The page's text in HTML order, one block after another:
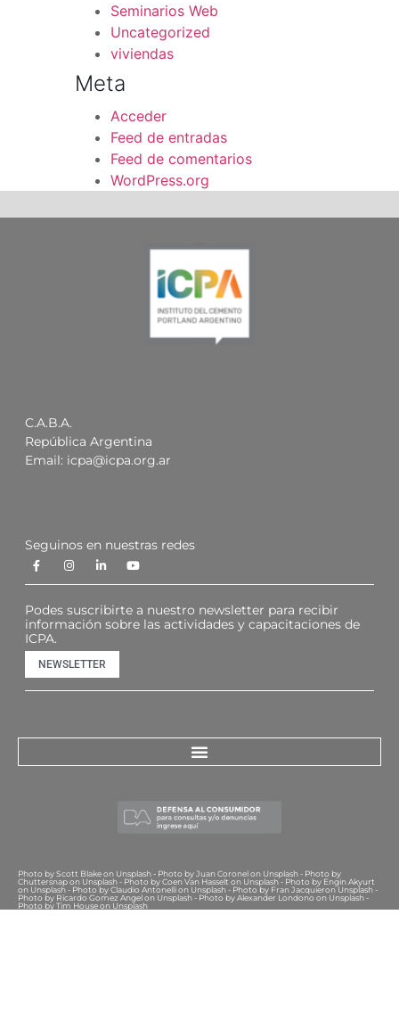
Seminarios Web
Uncategorized
viviendas
Meta
Acceder
Feed de entradas
Feed de comentarios
WordPress.org
C.A.B.A.
República Argentina
Email: icpa@icpa.org.ar
Seguinos en nuestras redes
Podes suscribirte a nuestro newsletter para recibir
información sobre las actividades y capacitaciones de
ICPA.
NEWSLETTER
Photo by Scott Blake on Unsplash - Photo by Juan Coronel on Unsplash - Photo by
Chuttersnap on Unsplash - Photo by Coen Van Hasselt on Unsplash - Photo by Engin Akyurt
on Unsplash - Photo by Claudio Antonelli on Unsplash - Photo by Fran Jacquieron Unsplash -
Photo by Ricardo Gomez Angel on Unsplash - Photo by Alexander Londono on Unsplash -
Photo by Tim House on Unsplash